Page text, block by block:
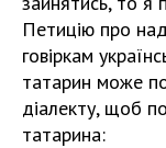
Петицію про
говіркам
татарин може
діалекту, щоб
татарина: